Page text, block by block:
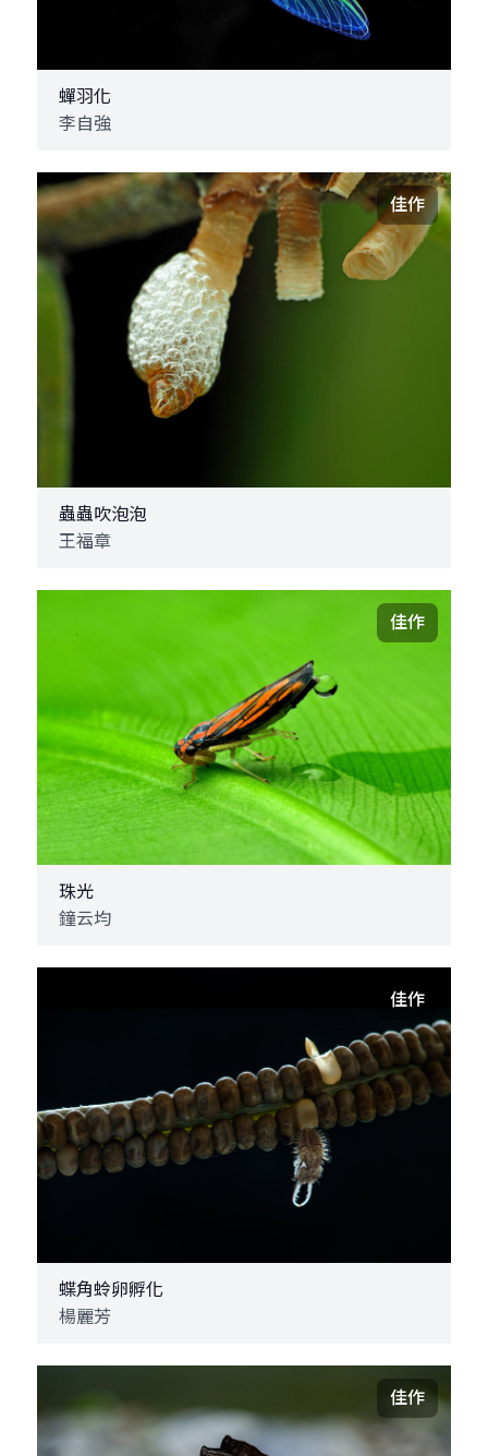
蟬羽化
李自強
佳作
蟲蟲吹泡泡
王福章
佳作
珠光
鐘云均
佳作
蝶角蛉卵孵化
楊麗芳
佳作